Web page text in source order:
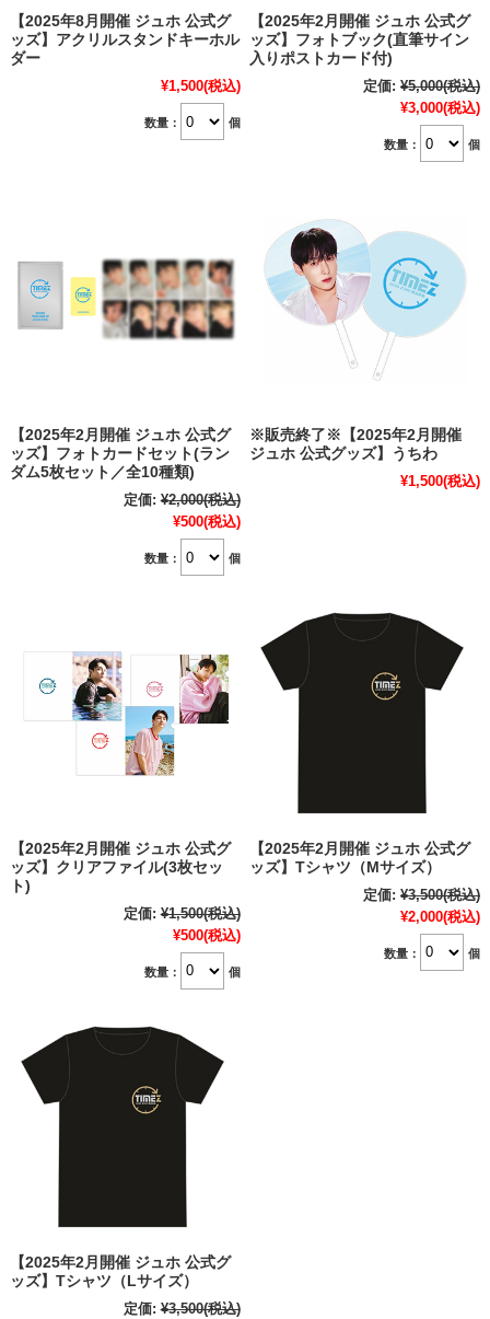
【2025年8月開催 ジュホ 公式グ
ッズ】アクリルスタンドキーホル
ダー
¥1,500(税込)
数量： 個
【2025年2月開催 ジュホ 公式グ
ッズ】フォトブック(直筆サイン
入りポストカード付)
定価: ¥5,000(税込)
¥3,000(税込)
数量： 個
【2025年2月開催 ジュホ 公式グ
ッズ】フォトカードセット(ラン
ダム5枚セット／全10種類)
定価: ¥2,000(税込)
¥500(税込)
数量： 個
※販売終了※【2025年2月開催
ジュホ 公式グッズ】うちわ
¥1,500(税込)
【2025年2月開催 ジュホ 公式グ
ッズ】クリアファイル(3枚セッ
ト)
定価: ¥1,500(税込)
¥500(税込)
数量： 個
【2025年2月開催 ジュホ 公式グ
ッズ】Tシャツ（Mサイズ）
定価: ¥3,500(税込)
¥2,000(税込)
数量： 個
【2025年2月開催 ジュホ 公式グ
ッズ】Tシャツ（Lサイズ）
定価: ¥3,500(税込)